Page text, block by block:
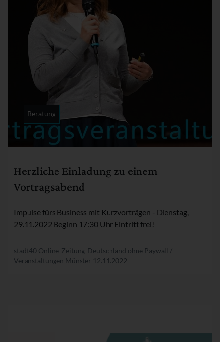
Herzliche Einladung zu einem
Vortragsabend
Impulse fürs Business mit Kurzvorträgen - Dienstag,
29.11.2022 Beginn 17:30 Uhr Eintritt frei!
Beratung
stadt40 Online-Zeitung-Deutschland ohne Paywall /
Veranstaltungen Münster 12.11.2022